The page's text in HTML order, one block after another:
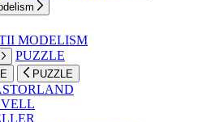
MODELISM
PUZZLE
PUZZLE